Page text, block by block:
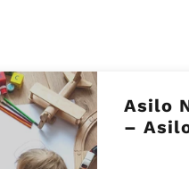
Asilo
–